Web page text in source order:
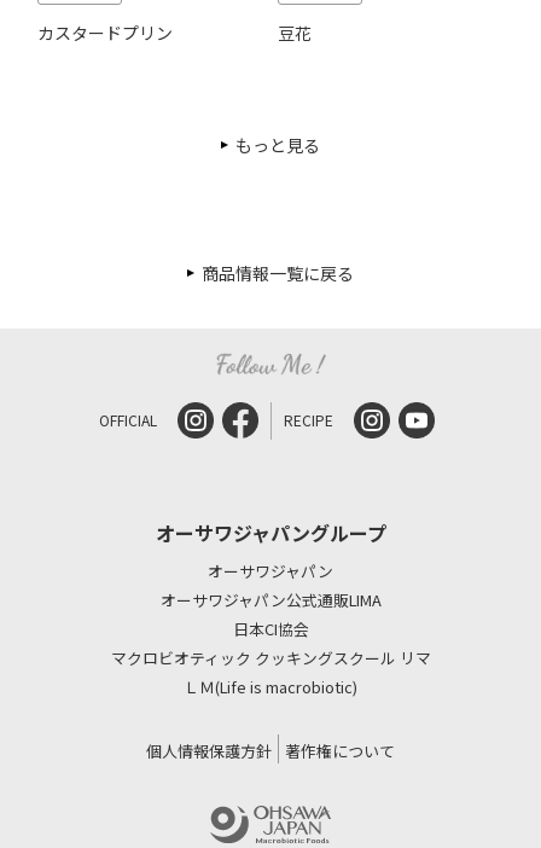
カスタードプリン 豆花
もっと見る
商品情報一覧に戻る
OFFICIAL RECIPE
オーサワジャパングループ
オーサワジャパン
オーサワジャパン公式通販LIMA
日本CI協会
マクロビオティック クッキングスクール リマ
ＬＭ(Life is macrobiotic)
個人情報保護方針 著作権について